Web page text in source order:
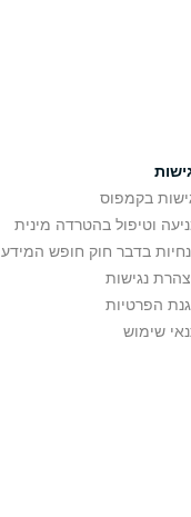
בקמפוס
וטיפול בהטרדה מינית
בדבר חוק חופש המידע
נגישות
הפרטיות
שימוש